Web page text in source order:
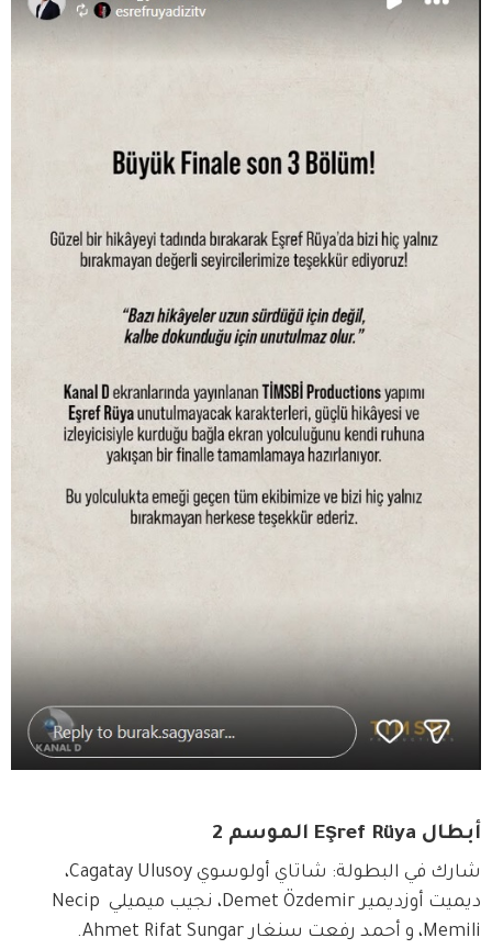
أبطال Eşref Rüya الموسم 2
شارك في البطولة: شاتاي أولوسوي Cagatay Ulusoy،
ديميت أوزديمير Demet Özdemir، نجيب ميميلي Necip
Memili، و أحمد رفعت سنغار Ahmet Rifat Sungar.